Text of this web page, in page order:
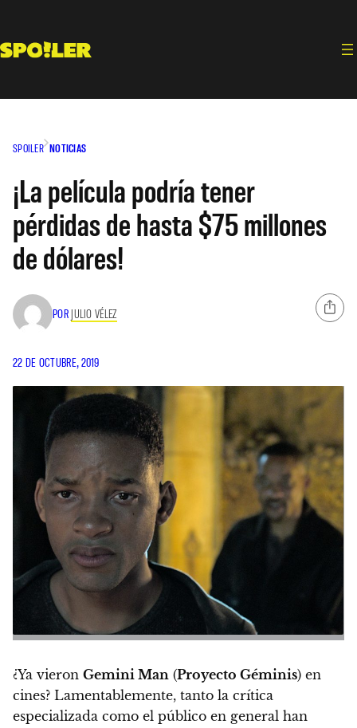
contenido
SPOILER NOTICIAS
¡La película podría tener
pérdidas de hasta $75 millones
de dólares!
POR JULIO VÉLEZ
22 DE OCTUBRE, 2019
¿Ya vieron Gemini Man (Proyecto Géminis) en
cines? Lamentablemente, tanto la crítica
especializada como el público en general han